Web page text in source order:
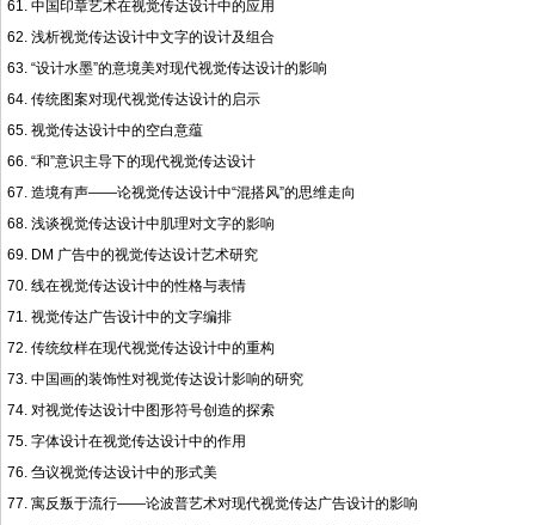
61. 中国印章艺术在视觉传达设计中的应用
62. 浅析视觉传达设计中文字的设计及组合
63. “设计水墨”的意境美对现代视觉传达设计的影响
64. 传统图案对现代视觉传达设计的启示
65. 视觉传达设计中的空白意蕴
66. “和”意识主导下的现代视觉传达设计
67. 造境有声——论视觉传达设计中“混搭风”的思维走向
68. 浅谈视觉传达设计中肌理对文字的影响
69. DM 广告中的视觉传达设计艺术研究
70. 线在视觉传达设计中的性格与表情
71. 视觉传达广告设计中的文字编排
72. 传统纹样在现代视觉传达设计中的重构
73. 中国画的装饰性对视觉传达设计影响的研究
74. 对视觉传达设计中图形符号创造的探索
75. 字体设计在视觉传达设计中的作用
76. 刍议视觉传达设计中的形式美
77. 寓反叛于流行——论波普艺术对现代视觉传达广告设计的影响